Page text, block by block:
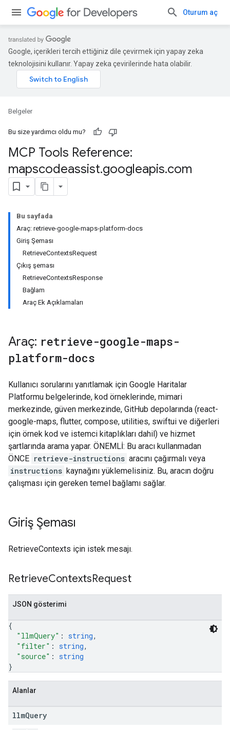
Oturum aç
Google, içerikleri tercih ettiğiniz dile çevirmek için yapay zeka
teknolojisini kullanır. Yapay zeka çevirilerinde hata olabilir.
Belgeler
Bu size yardımcı oldu mu?
MCP Tools Reference:
mapscodeassist.googleapis.com
Bu sayfada
Araç: retrieve-google-maps-platform-docs
Giriş Şeması
RetrieveContextsRequest
Çıkış şeması
RetrieveContextsResponse
Bağlam
Araç Ek Açıklamaları
Araç: retrieve-google-maps-
platform-docs
Kullanıcı sorularını yanıtlamak için Google Haritalar
Platformu belgelerinde, kod örneklerinde, mimari
merkezinde, güven merkezinde, GitHub depolarında (react-
google-maps, flutter, compose, utilities, swiftui ve diğerleri
için örnek kod ve istemci kitaplıkları dahil) ve hizmet
şartlarında arama yapar. ÖNEMLİ: Bu aracı kullanmadan
ÖNCE retrieve-instructions aracını çağırmalı veya
instructions kaynağını yüklemelisiniz. Bu, aracın doğru
çalışması için gereken temel bağlamı sağlar.
Giriş Şeması
RetrieveContexts için istek mesajı.
RetrieveContextsRequest
JSON gösterimi
{
"llmQuery" : string,
"filter" : string,
"source" : string
}
Alanlar
llmQuery